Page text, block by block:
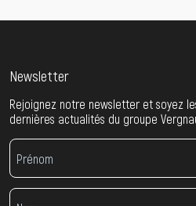
Newsletter
Rejoignez notre newsletter et soyez
dernières actualités du groupe